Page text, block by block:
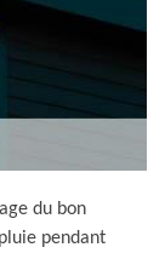
du bon
pendant